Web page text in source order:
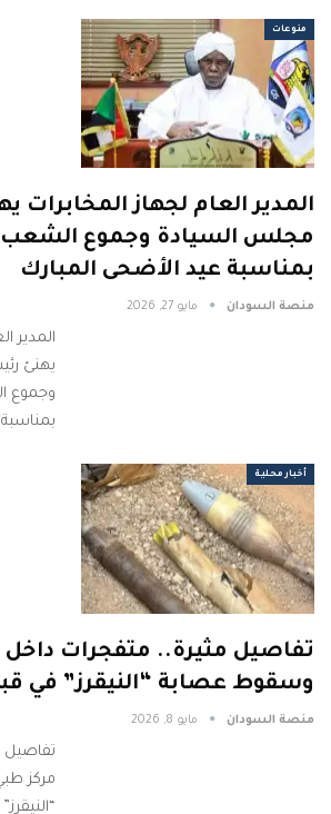
منوعات
المدير العام لجهاز المخابرات
مجلس السيادة وجموع الشعب
بمناسبة عيد الأضحى المبارك
منصة السودان مايو 27, 2026
المدير
يهنئ
وجموع
أخبار محلية
تفاصيل مثيرة.. متفجرات داخل
وسقوط عصابة “النيقرز” في
منصة السودان مايو 8, 2026
تفاصيل
مركز